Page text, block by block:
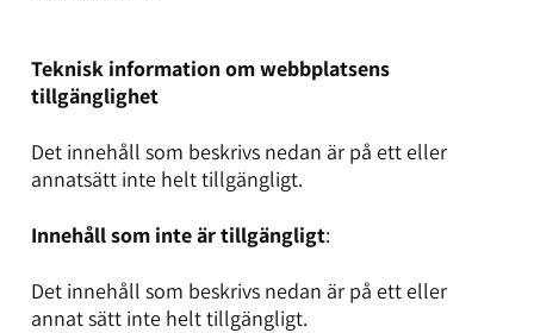
Teknisk information om webbplatsens
tillgänglighet
Det innehåll som beskrivs nedan är på ett eller
annatsätt inte helt tillgängligt.
Innehåll som inte är tillgängligt:
Det innehåll som beskrivs nedan är på ett eller
annat sätt inte helt tillgängligt.